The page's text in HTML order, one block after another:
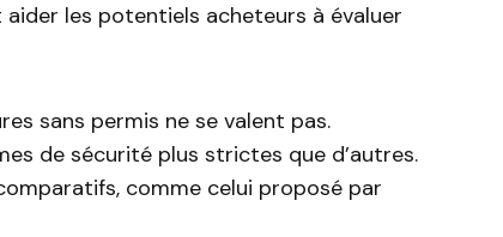
les potentiels acheteurs à évaluer
sans permis ne se valent pas.
de sécurité plus strictes que d’autres.
comme celui proposé par